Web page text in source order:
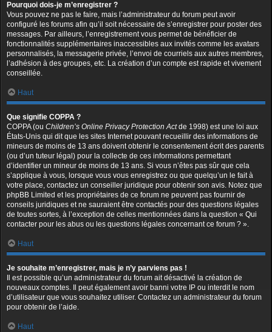
Pourquoi dois-je m’enregistrer ?
Vous pouvez ne pas le faire, mais l’administrateur du forum peut avoir
configuré les forums afin qu’il soit nécessaire de s’enregistrer pour poster des
messages. Par ailleurs, l’enregistrement vous permet de bénéficier de
fonctionnalités supplémentaires inaccessibles aux invités comme les avatars
personnalisés, la messagerie privée, l’envoi de courriels aux autres membres,
l’adhésion à des groupes, etc. La création d’un compte est rapide et vivement
conseillée.
Haut
Que signifie COPPA ?
COPPA (ou Children’s Online Privacy Protection Actde 1998) est une loi aux
États-Unis qui dit que les sites Internet pouvant recueillir des informations de
mineurs de moins de 13 ans doivent obtenir le consentement écrit des parents
(ou d’un tuteur légal) pour la collecte de ces informations permettant
d’identifier un mineur de moins de 13 ans. Si vous n’êtes pas sûr que cela
s’applique à vous, lorsque vous vous enregistrez ou que quelqu’un le fait à
votre place, contactez un conseiller juridique pour obtenir son avis. Notez que
phpBB Limited et les propriétaires de ce forum ne peuvent pas fournir de
conseils juridiques et ne sauraient être contactés pour des questions légales
de toutes sortes, à l’exception de celles mentionnées dans la question « Qui
contacter pour les abus ou les questions légales concernant ce forum ? ».
Haut
Je souhaite m’enregistrer, mais je n’y parviens pas !
Il est possible qu’un administrateur du forum ait désactivé la création de
nouveaux comptes. Il peut également avoir banni votre IP ou interdit le nom
d’utilisateur que vous souhaitez utiliser. Contactez un administrateur du forum
pour obtenir de l’aide.
Haut